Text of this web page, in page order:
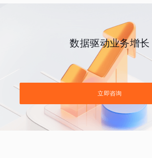
数据驱动业务增长
立即咨询